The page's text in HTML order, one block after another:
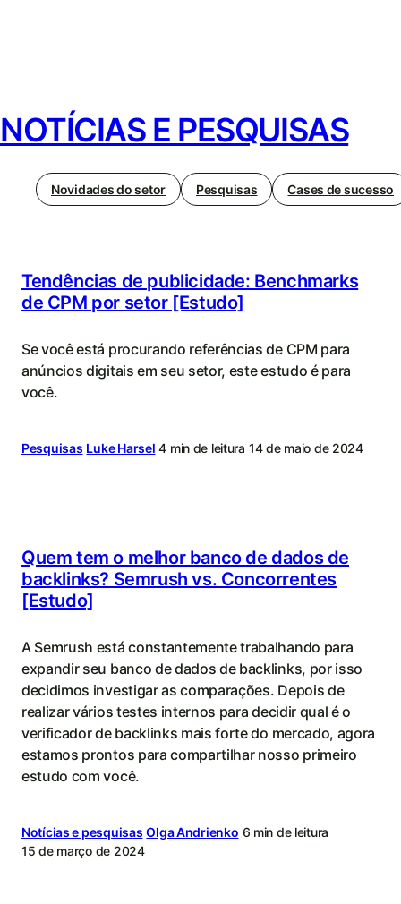
NOTÍCIAS E PESQUISAS
Novidades do setor Pesquisas Cases de sucesso
Tendências de publicidade: Benchmarks
de CPM por setor [Estudo]
Se você está procurando referências de CPM para
anúncios digitais em seu setor, este estudo é para
você.
Pesquisas Luke Harsel 4 min de leitura 14 de maio de 2024
Quem tem o melhor banco de dados de
backlinks? Semrush vs. Concorrentes
[Estudo]
A Semrush está constantemente trabalhando para
expandir seu banco de dados de backlinks, por isso
decidimos investigar as comparações. Depois de
realizar vários testes internos para decidir qual é o
verificador de backlinks mais forte do mercado, agora
estamos prontos para compartilhar nosso primeiro
estudo com você.
Notícias e pesquisas Olga Andrienko 6 min de leitura
15 de março de 2024